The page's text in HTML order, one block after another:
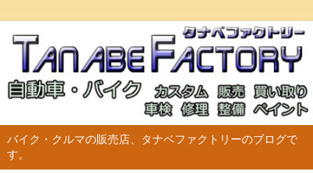
バイク・クルマの販売店、タナベファクトリーのブログで
す。